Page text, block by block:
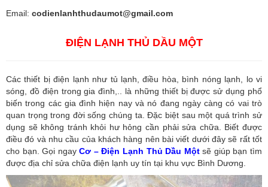
Email: codienlanhthudaumot@gmail.com
ĐIỆN LẠNH THỦ DẦU MỘT
Các thiết bị điện lạnh như tủ lạnh, điều hòa, bình nóng lạnh, lo vi
sóng, đồ điện trong gia đình,.. là những thiết bị được sử dụng phổ
biến trong các gia đình hiện nay và nó đang ngày càng có vai trò
quan trọng trong đời sống chúng ta. Đặc biệt sau một quá trình sử
dụng sẽ không tránh khỏi hư hỏng cần phải sửa chữa. Biết được
điều đó và nhu cầu của khách hàng nên bài viết dưới đây sẽ rất tốt
cho bạn. Gọi ngayCơ – Điện Lạnh Thủ Dầu Một sẽ giúp bạn tìm
được địa chỉ sửa chữa điện lạnh uy tín tại khu vực Bình Dương.